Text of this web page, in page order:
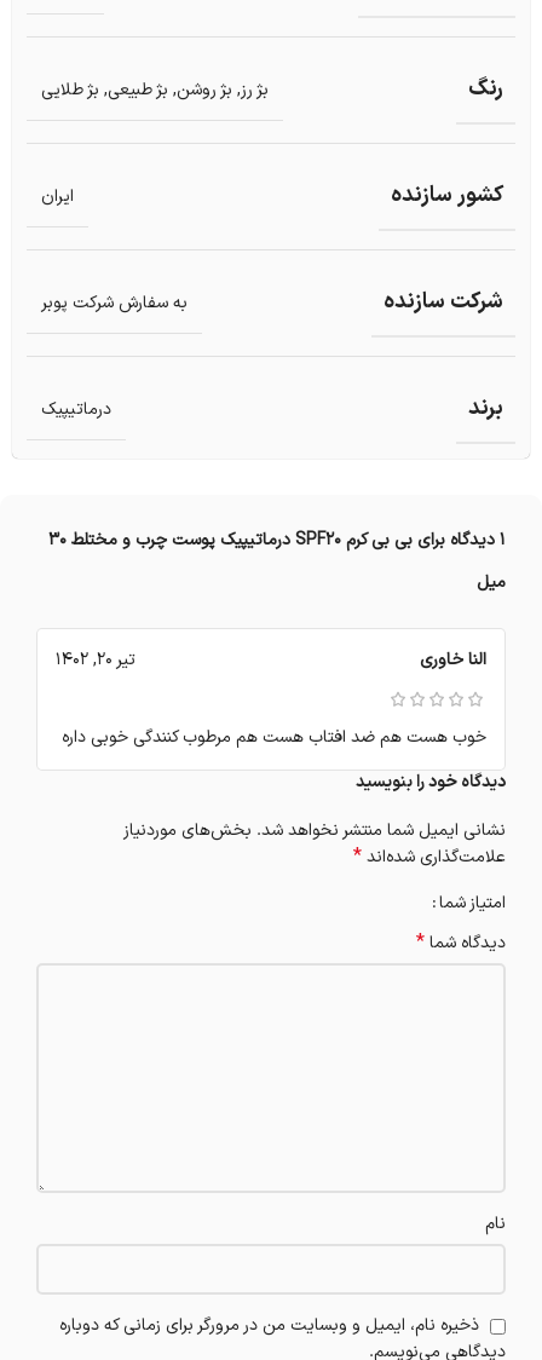
رنگ بژ رز, بژ روشن, بژ طبیعی, بژ طلایی
کشور سازنده ایران
شرکت سازنده به سفارش شرکت پوبر
برند درماتیپیک
1 دیدگاه برای
بی بی کرم SPF20 درماتیپیک پوست چرب و مختلط 30
میل
النا خاوری تیر 20, 1402
خوب هست هم ضد افتاب هست هم مرطوب کنندگی خوبی داره
دیدگاه خود را بنویسید
نشانی ایمیل شما منتشر نخواهد شد. بخش‌های موردنیاز
علامت‌گذاری شده‌اند*
امتیاز شما
دیدگاه شما*
نام
ذخیره نام، ایمیل و وبسایت من در مرورگر برای زمانی که دوباره
دیدگاهی می‌نویسم.